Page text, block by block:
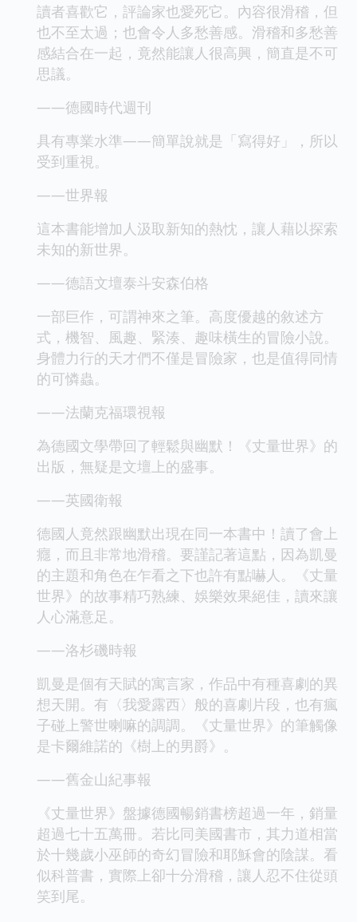
讀者喜歡它，評論家也愛死它。內容很滑稽，但
也不至太過；也會令人多愁善感。滑稽和多愁善
感結合在一起，竟然能讓人很高興，簡直是不可
思議。
——德國時代週刊
具有專業水準——簡單說就是「寫得好」，所以
受到重視。
——世界報
這本書能增加人汲取新知的熱忱，讓人藉以探索
未知的新世界。
——德語文壇泰斗安森伯格
一部巨作，可謂神來之筆。高度優越的敘述方
式，機智、風趣、緊湊、趣味橫生的冒險小說。
身體力行的天才們不僅是冒險家，也是值得同情
的可憐蟲。
——法蘭克福環視報
為德國文學帶回了輕鬆與幽默！《丈量世界》的
出版，無疑是文壇上的盛事。
——英國衛報
德國人竟然跟幽默出現在同一本書中！讀了會上
癮，而且非常地滑稽。要謹記著這點，因為凱曼
的主題和角色在乍看之下也許有點嚇人。《丈量
世界》的故事精巧熟練、娛樂效果絕佳，讀來讓
人心滿意足。
——洛杉磯時報
凱曼是個有天賦的寓言家，作品中有種喜劇的異
想天開。有〈我愛露西〉般的喜劇片段，也有瘋
子碰上警世喇嘛的調調。《丈量世界》的筆觸像
是卡爾維諾的《樹上的男爵》。
——舊金山紀事報
《丈量世界》盤據德國暢銷書榜超過一年，銷量
超過七十五萬冊。若比同美國書市，其力道相當
於十幾歲小巫師的奇幻冒險和耶穌會的陰謀。看
似科普書，實際上卻十分滑稽，讓人忍不住從頭
笑到尾。